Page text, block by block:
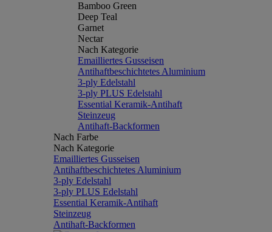
Bamboo Green
Deep Teal
Garnet
Nectar
Nach Kategorie
Emailliertes Gusseisen
Antihaftbeschichtetes Aluminium
3-ply Edelstahl
3-ply PLUS Edelstahl
Essential Keramik-Antihaft
Steinzeug
Antihaft-Backformen
Nach Farbe
Nach Kategorie
Emailliertes Gusseisen
Antihaftbeschichtetes Aluminium
3-ply Edelstahl
3-ply PLUS Edelstahl
Essential Keramik-Antihaft
Steinzeug
Antihaft-Backformen